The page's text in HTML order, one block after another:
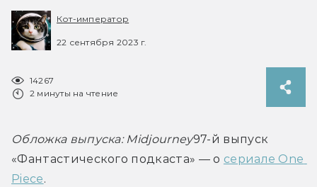
Кот-император
22 сентября 2023 г.
14267
2 минуты на чтение
Обложка выпуска: Midjourney97-й выпуск
«Фантастического подкаста» — о сериале One
Piece.